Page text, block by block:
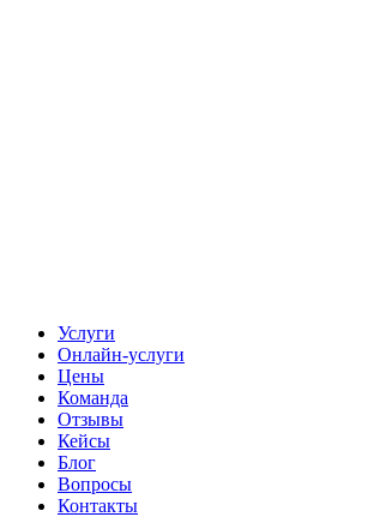
Услуги
Онлайн-услуги
Цены
Команда
Отзывы
Кейсы
Блог
Вопросы
Контакты